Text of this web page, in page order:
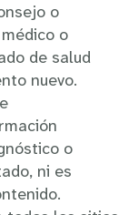
o
o
de salud
nuevo.
o
ni es